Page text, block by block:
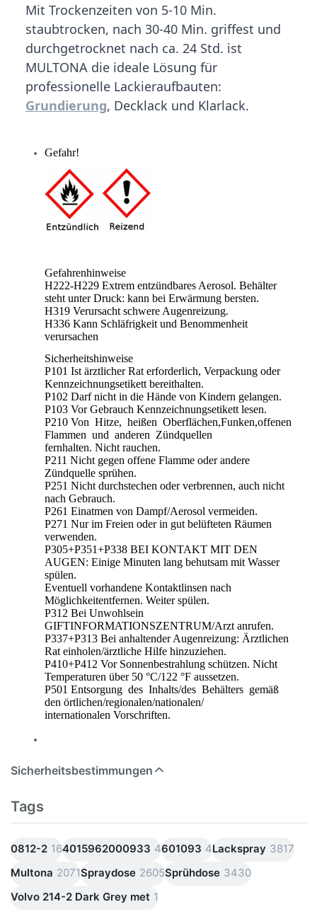
Mit Trockenzeiten von 5-10 Min.
staubtrocken, nach 30-40 Min. griffest und
durchgetrocknet nach ca. 24 Std. ist
MULTONA die ideale Lösung für
professionelle Lackieraufbauten:
Grundierung, Decklack und Klarlack.
Gefahr!
Gefahrenhinweise
H222-H229 Extrem entzündbares Aerosol. Behälter
steht unter Druck: kann bei Erwärmung bersten.
H319 Verursacht schwere Augenreizung.
H336 Kann Schläfrigkeit und Benommenheit
verursachen
Sicherheitshinweise
P101 Ist ärztlicher Rat erforderlich, Verpackung oder
Kennzeichnungsetikett bereithalten.
P102 Darf nicht in die Hände von Kindern gelangen.
P103 Vor Gebrauch Kennzeichnungsetikett lesen.
P210 Von Hitze, heißen Oberflächen,Funken,offenen
Flammen und anderen Zündquellen
fernhalten. Nicht rauchen.
P211 Nicht gegen offene Flamme oder andere
Zündquelle sprühen.
P251 Nicht durchstechen oder verbrennen, auch nicht
nach Gebrauch.
P261 Einatmen von Dampf/Aerosol vermeiden.
P271 Nur im Freien oder in gut belüfteten Räumen
verwenden.
P305+P351+P338 BEI KONTAKT MIT DEN
AUGEN: Einige Minuten lang behutsam mit Wasser
spülen.
Eventuell vorhandene Kontaktlinsen nach
Möglichkeitentfernen. Weiter spülen.
P312 Bei Unwohlsein
GIFTINFORMATIONSZENTRUM/Arzt anrufen.
P337+P313 Bei anhaltender Augenreizung: Ärztlichen
Rat einholen/ärztliche Hilfe hinzuziehen.
P410+P412 Vor Sonnenbestrahlung schützen. Nicht
Temperaturen über 50 °C/122 °F aussetzen.
P501 Entsorgung des Inhalts/des Behälters gemäß
den örtlichen/regionalen/nationalen/
internationalen Vorschriften.
Sicherheitsbestimmungen
Tags
0812-2 164015962000933 4601093 4Lackspray 3817
Multona 2071Spraydose 2605Sprühdose 3430
Volvo 214-2 Dark Grey met 1